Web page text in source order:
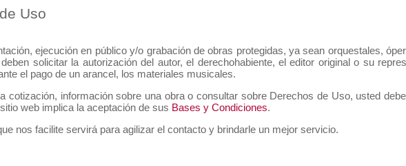
Uso
ejecución en público y/o grabación de obras protegidas, ya sean orquestales,
solicitar la autorización del autor, el derechohabiente, el editor original o su
el pago de un arancel, los materiales musicales.
cotización, información sobre una obra o consultar sobre Derechos de Uso, usted
web implica la aceptación de sus Bases y Condiciones.
nos facilite servirá para agilizar el contacto y brindarle un mejor servicio.